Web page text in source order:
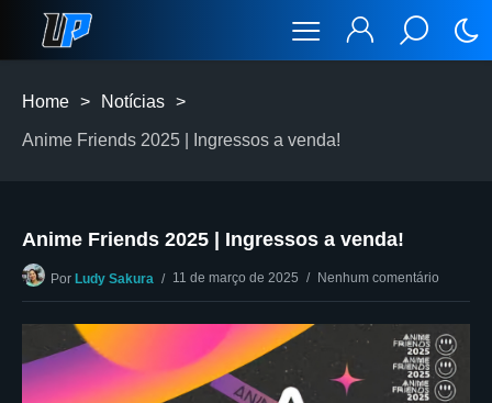
Home > Notícias >
Anime Friends 2025 | Ingressos a venda!
Anime Friends 2025 | Ingressos a venda!
Por Ludy Sakura 11 de março de 2025 Nenhum comentário